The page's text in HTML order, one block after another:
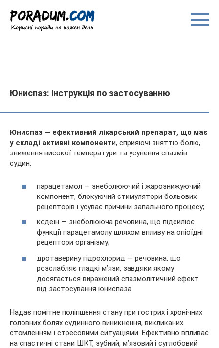
вмісту
Юниспаз: інструкція по застосуванню
Юниспаз — ефективний лікарський препарат, що має
у складі активні компоненти, сприяючі зняттю болю,
зниження високої температури та усунення спазмів
судин:
парацетамол — знеболюючий і жарознижуючий
компонент, блокуючий стимулятори больових
рецепторів і усуває причини запального процесу;
кодеїн — знеболююча речовина, що підсилює
функції парацетамолу шляхом впливу на опіоїдні
рецептори організму;
дротаверину гідрохлорид — речовина, що
розслабляє гладкі м’язи, завдяки якому
досягається виражений спазмолітичний ефект
від застосування юниспаза.
Надає помітне поліпшення стану при гострих і хронічних
головних болях судинного виникнення, викликаних
стомленням і стресовими ситуаціями. Ефективно впливає
на спастичні стани ШКТ, зубний, м’язовий і суглобовий